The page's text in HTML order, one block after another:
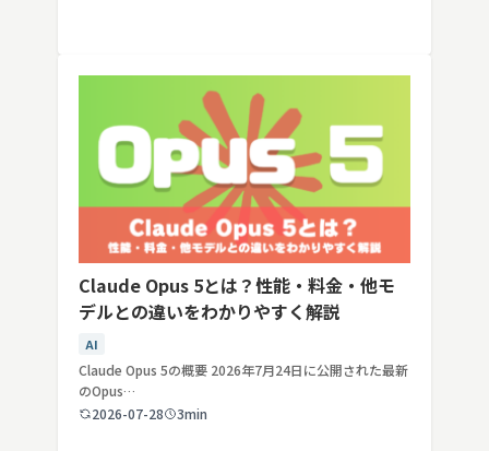
Claude Opus 5とは？性能・料金・他モ
デルとの違いをわかりやすく解説
AI
Claude Opus 5の概要 2026年7月24日に公開された最新
のOpus…
2026-07-28
3min